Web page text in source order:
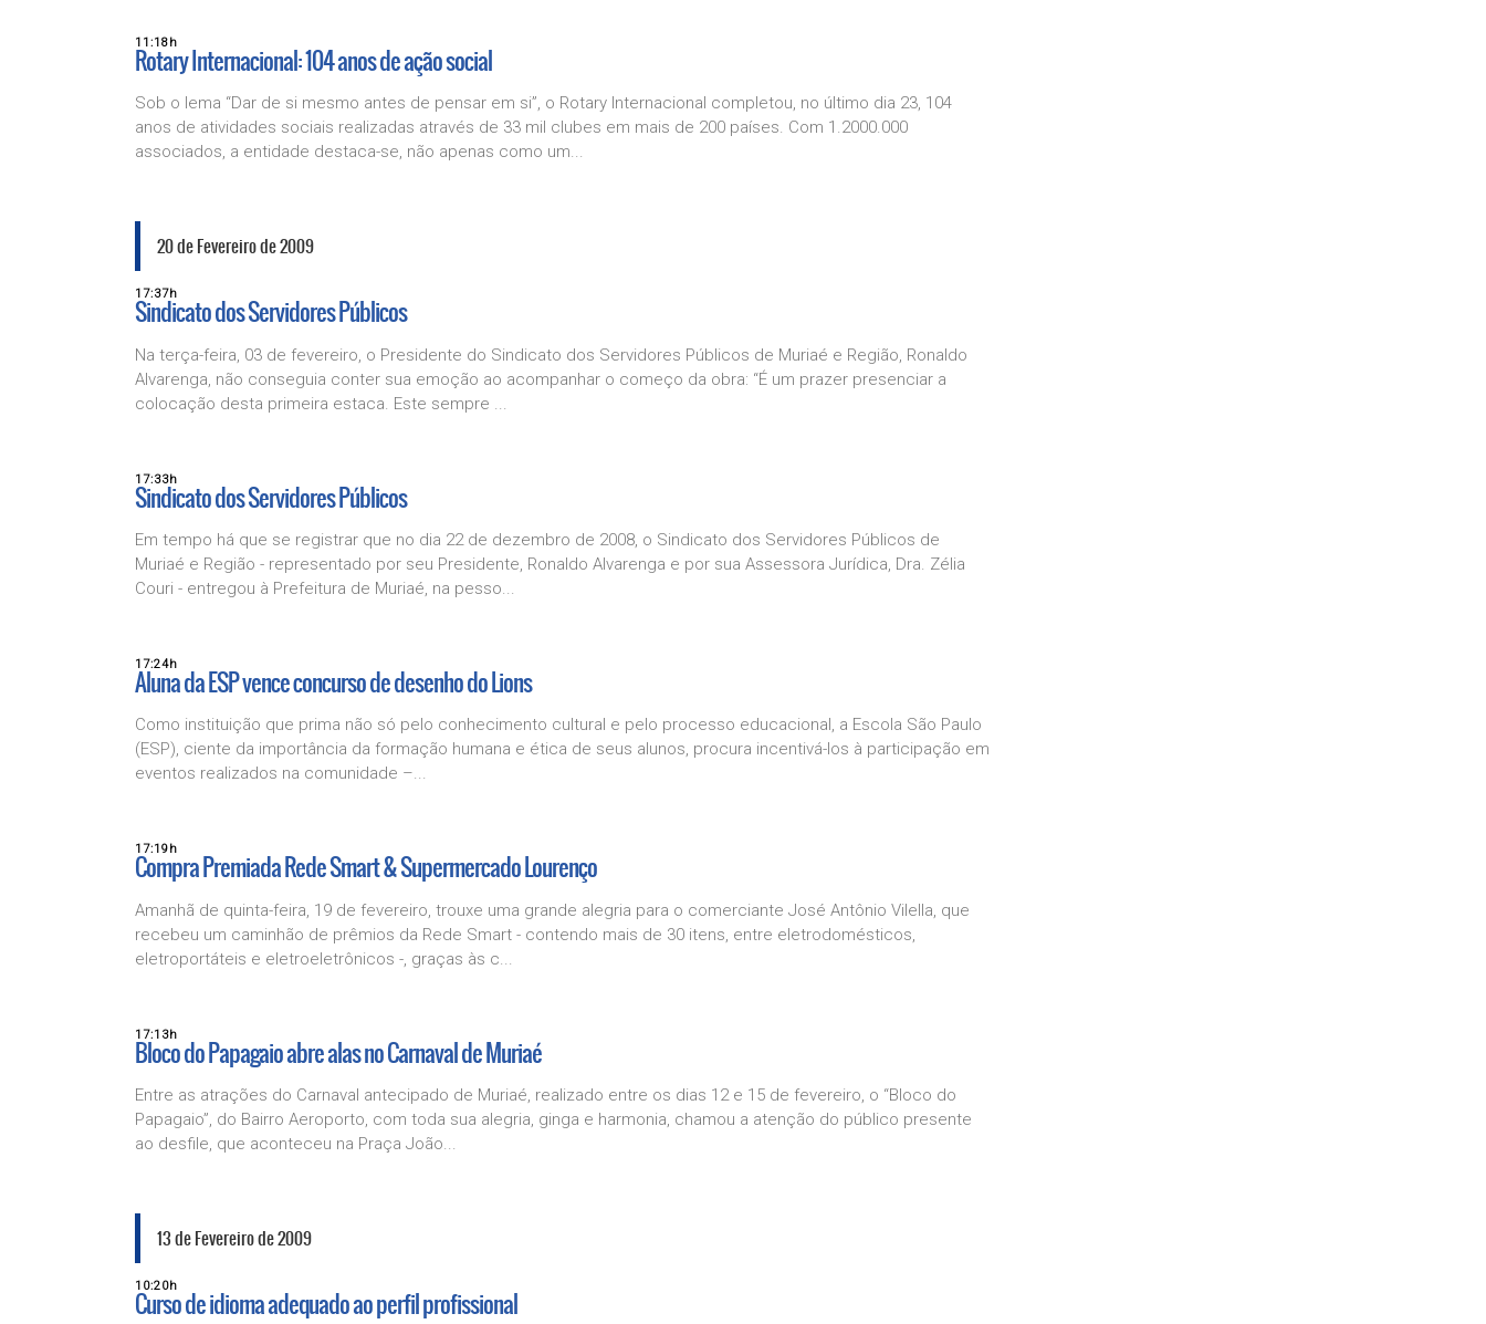
11:18h
Rotary Internacional: 104 anos de ação social
Sob o lema “Dar de si mesmo antes de pensar em si”, o Rotary Internacional completou, no último dia 23, 104
anos de atividades sociais realizadas através de 33 mil clubes em mais de 200 países. Com 1.2000.000
associados, a entidade destaca-se, não apenas como um...
20 de Fevereiro de 2009
17:37h
Sindicato dos Servidores Públicos
Na terça-feira, 03 de fevereiro, o Presidente do Sindicato dos Servidores Públicos de Muriaé e Região, Ronaldo
Alvarenga, não conseguia conter sua emoção ao acompanhar o começo da obra: “É um prazer presenciar a
colocação desta primeira estaca. Este sempre ...
17:33h
Sindicato dos Servidores Públicos
Em tempo há que se registrar que no dia 22 de dezembro de 2008, o Sindicato dos Servidores Públicos de
Muriaé e Região - representado por seu Presidente, Ronaldo Alvarenga e por sua Assessora Jurídica, Dra. Zélia
Couri - entregou à Prefeitura de Muriaé, na pesso...
17:24h
Aluna da ESP vence concurso de desenho do Lions
Como instituição que prima não só pelo conhecimento cultural e pelo processo educacional, a Escola São Paulo
(ESP), ciente da importância da formação humana e ética de seus alunos, procura incentivá-los à participação em
eventos realizados na comunidade –...
17:19h
Compra Premiada Rede Smart & Supermercado Lourenço
Amanhã de quinta-feira, 19 de fevereiro, trouxe uma grande alegria para o comerciante José Antônio Vilella, que
recebeu um caminhão de prêmios da Rede Smart - contendo mais de 30 itens, entre eletrodomésticos,
eletroportáteis e eletroeletrônicos -, graças às c...
17:13h
Bloco do Papagaio abre alas no Carnaval de Muriaé
Entre as atrações do Carnaval antecipado de Muriaé, realizado entre os dias 12 e 15 de fevereiro, o “Bloco do
Papagaio”, do Bairro Aeroporto, com toda sua alegria, ginga e harmonia, chamou a atenção do público presente
ao desfile, que aconteceu na Praça João...
13 de Fevereiro de 2009
10:20h
Curso de idioma adequado ao perfil profissional